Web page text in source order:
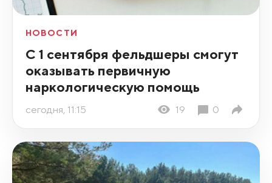
НОВОСТИ
С 1 сентября фельдшеры смогут
оказывать первичную
наркологическую помощь
сегодня, 11:15 19 0